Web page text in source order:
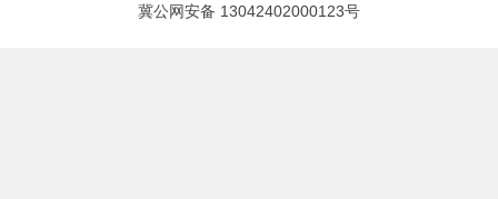
冀公网安备 13042402000123号